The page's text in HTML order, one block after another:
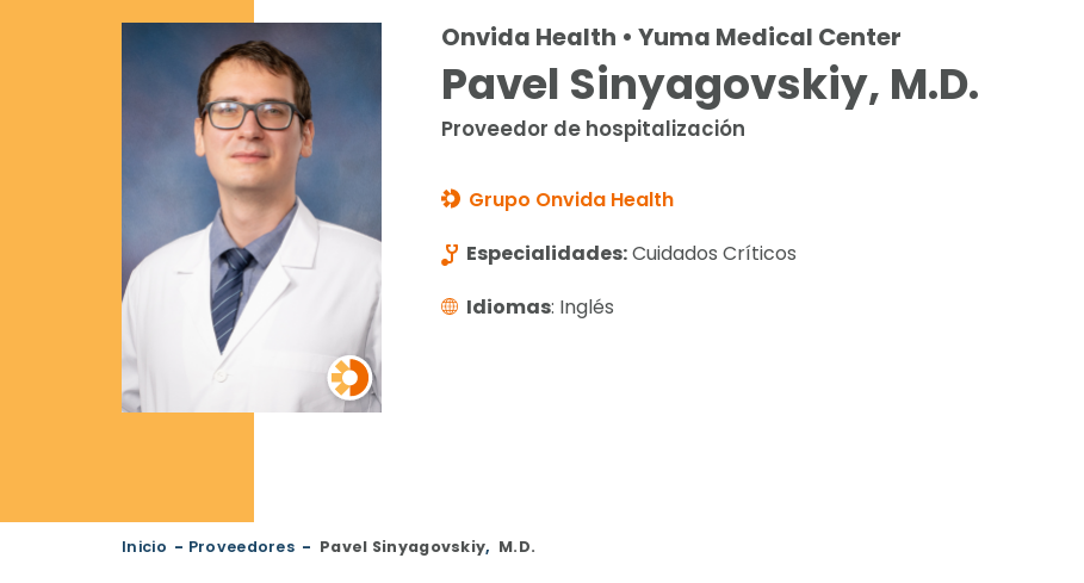
Onvida Health • Yuma Medical Center
Pavel Sinyagovskiy, M.D.
Proveedor de hospitalización
Grupo Onvida Health
Especialidades:Cuidados Críticos
Idiomas: Inglés
Inicio - Proveedores - Pavel Sinyagovskiy, M.D.